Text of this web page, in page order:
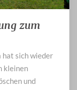
zum
hat sich wieder
kleinen
und